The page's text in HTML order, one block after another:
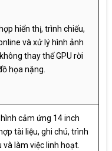
hiển thị, trình chiếu,
và xử lý hình ảnh
thay thế GPU rời
họa nặng.
cảm ứng 14 inch
tài liệu, ghi chú, trình
và làm việc linh hoạt.